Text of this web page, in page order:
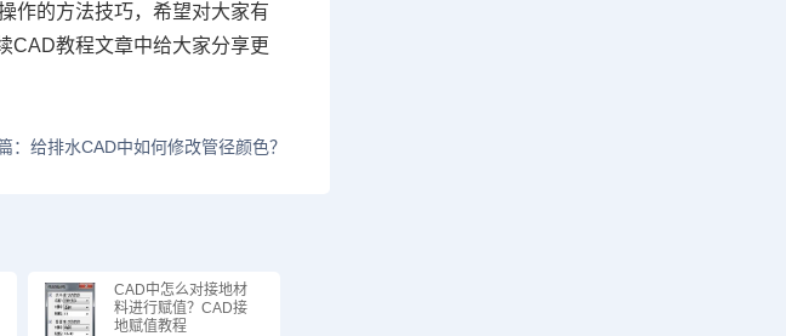
作的方法技巧，希望对大家有
CAD教程文章中给大家分享更
：给排水CAD中如何修改管径颜色？
CAD中怎么对接地材
料进行赋值？CAD接
地赋值教程